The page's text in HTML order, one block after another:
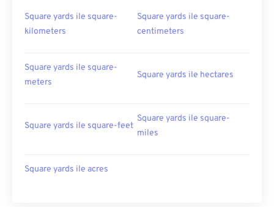
Square yards ile square-
kilometers
Square yards ile square-
centimeters
Square yards ile square-
meters
Square yards ile hectares
Square yards ile square-feet
Square yards ile square-
miles
Square yards ile acres